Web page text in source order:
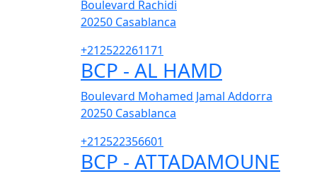
Boulevard Rachidi
20250 Casablanca
+212522261171
BCP - AL HAMD
Boulevard Mohamed Jamal Addorra
20250 Casablanca
+212522356601
BCP - ATTADAMOUNE